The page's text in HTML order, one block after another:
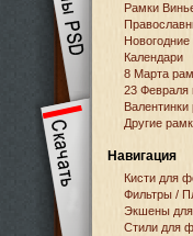
Рамки
Календари
8 Марта
23 Февраля
Валентинки
Другие
Навигация
Кисти для
Фильтры /
Экшены
Стили для